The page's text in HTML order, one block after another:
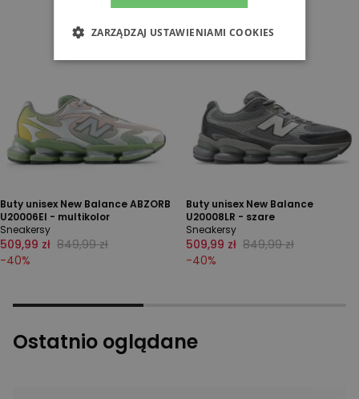
Buty unisex New Balance ABZORB
U20006EI - multikolor
Sneakersy
509,99 zł 849,99 zł
-40%
Buty unisex New Balance
U20008LR - szare
Sneakersy
509,99 zł 849,99 zł
-40%
Ostatnio oglądane
ZARZĄDZAJ USTAWIENIAMI COOKIES